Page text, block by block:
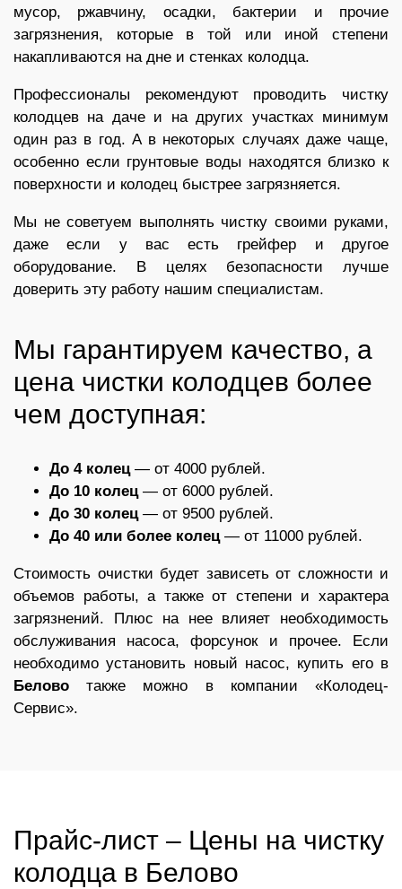
мусор, ржавчину, осадки, бактерии и прочие
загрязнения, которые в той или иной степени
накапливаются на дне и стенках колодца.
Профессионалы рекомендуют проводить чистку
колодцев на даче и на других участках минимум
один раз в год. А в некоторых случаях даже чаще,
особенно если грунтовые воды находятся близко к
поверхности и колодец быстрее загрязняется.
Мы не советуем выполнять чистку своими руками,
даже если у вас есть грейфер и другое
оборудование. В целях безопасности лучше
доверить эту работу нашим специалистам.
Мы гарантируем качество, а
цена чистки колодцев более
чем доступная:
До 4 колец— от 4000 рублей.
До 10 колец— от 6000 рублей.
До 30 колец— от 9500 рублей.
До 40 или более колец— от 11000 рублей.
Стоимость очистки будет зависеть от сложности и
объемов работы, а также от степени и характера
загрязнений. Плюс на нее влияет необходимость
обслуживания насоса, форсунок и прочее. Если
необходимо установить новый насос, купить его в
Белово также можно в компании «Колодец-
Сервис».
Прайс-лист – Цены на чистку
колодца в Белово